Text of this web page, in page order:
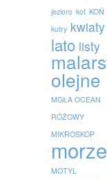
jezioro kot KOŃ
kutry kwiaty
lato listy
olejne
MGŁA OCEAN
RÓŻOWY
MIKROSKOP
morze
MOTYL